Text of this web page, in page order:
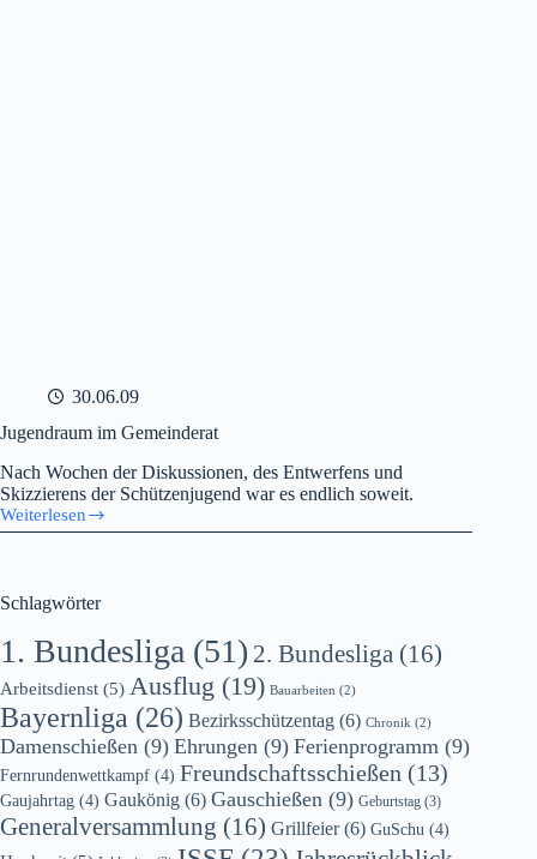
30.06.09
Jugendraum im Gemeinderat
Nach Wochen der Diskussionen, des Entwerfens und
Skizzierens der Schützenjugend war es endlich soweit.
Weiterlesen
Jugendraum
Schlagwörter
1. Bundesliga (51) 2. Bundesliga (16)
Arbeitsdienst (5) Ausflug (19) Bauarbeiten (2)
Bayernliga (26) Bezirksschützentag (6) Chronik (2)
Damenschießen (9) Ehrungen (9) Ferienprogramm (9)
Fernrundenwettkampf (4) Freundschaftsschießen (13)
Gaujahrtag (4) Gaukönig (6) Gauschießen (9) Geburtstag (3)
Generalversammlung (16) Grillfeier(6) GuSchu (4)